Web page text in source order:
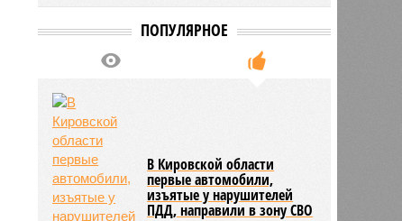
ПОПУЛЯРНОЕ
В Кировской области
первые автомобили,
изъятые у нарушителей
ПДД, направили в зону СВО